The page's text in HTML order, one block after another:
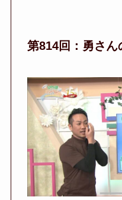
第814回：勇さん